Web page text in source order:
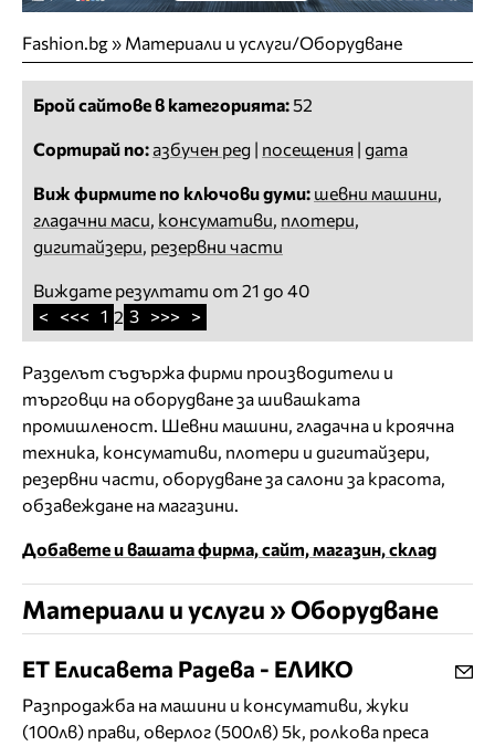
Fashion.bg» Материали и услуги/Оборудване
Брой сайтове в категорията:52
Сортирай по: азбучен ред | посещения | дата
Виж фирмите по ключови думи: шевни машини,
гладачни маси, консумативи, плотери,
дигитайзери, резервни части
Виждате резултати от 21 до 40
< <<< 1 2 3 >>> >
Разделът съдържа фирми производители и
търговци на оборудване за шивашката
промишленост. Шевни машини, гладачна и кроячна
техника, консумативи, плотери и дигитайзери,
резервни части, оборудване за салони за красота,
обзавеждане на магазини.
Добавете и вашата фирма, сайт, магазин, склад
Материали и услуги » Оборудване
ЕТ Елисавета Радева - ЕЛИКО
Разпродажба на машини и консумативи, жуки
(100лв) прави, оверлог (500лв) 5к, ролкова преса